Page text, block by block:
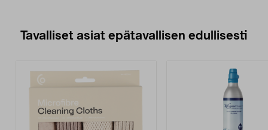
Tavalliset asiat epätavallisen edullisesti